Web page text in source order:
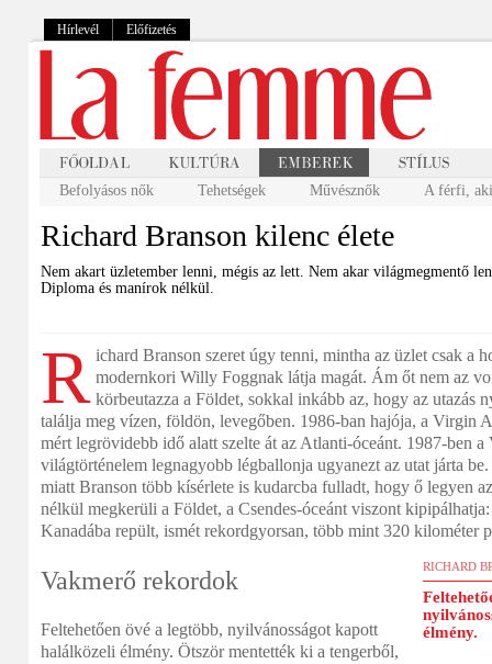
Hírlevél Előfizetés
Befolyásos nők Tehetségek Művésznők A férfi,
Richard Branson kilenc élete
Nem akart üzletember lenni, mégis az lett. Nem akar világmegmentő
Diploma és manírok nélkül.
R ichard Branson szeret úgy tenni, mintha az üzlet csak a
modernkori Willy Foggnak látja magát. Ám őt nem az
körbeutazza a Földet, sokkal inkább az, hogy az utazás
találja meg vízen, földön, levegőben. 1986-ban hajója, a Virgin
mért legrövidebb idő alatt szelte át az Atlanti-óceánt. 1987-ben
világtörténelem legnagyobb légballonja ugyanezt az utat járta
miatt Branson több kísérlete is kudarcba fulladt, hogy ő legyen
nélkül megkerüli a Földet, a Csendes-óceánt viszont
Kanadába repült, ismét rekordgyorsan, több mint 320 kilométer
RICHARD
élmény.
Vakmerő rekordok
Feltehetően övé a legtöbb, nyilvánosságot kapott
halálközeli élmény. Ötször mentették ki a tengerből,